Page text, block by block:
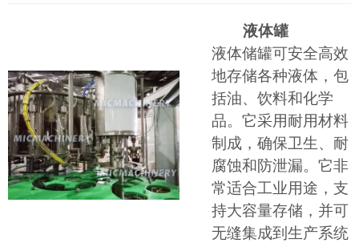
液体罐
液体储罐可安全高效
地存储各种液体，包
括油、饮料和化学
品。它采用耐用材料
制成，确保卫生、耐
腐蚀和防泄漏。它非
常适合工业用途，支
持大容量存储，并可
无缝集成到生产系统